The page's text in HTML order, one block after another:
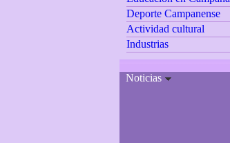
Deporte Campanense
Actividad cultural
Industrias
Noticias